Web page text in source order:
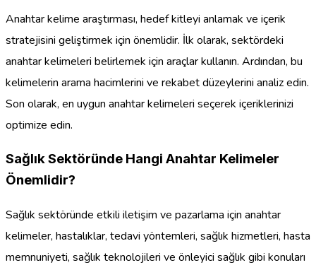
Anahtar kelime araştırması, hedef kitleyi anlamak ve içerik
stratejisini geliştirmek için önemlidir. İlk olarak, sektördeki
anahtar kelimeleri belirlemek için araçlar kullanın. Ardından, bu
kelimelerin arama hacimlerini ve rekabet düzeylerini analiz edin.
Son olarak, en uygun anahtar kelimeleri seçerek içeriklerinizi
optimize edin.
Sağlık Sektöründe Hangi Anahtar Kelimeler
Önemlidir?
Sağlık sektöründe etkili iletişim ve pazarlama için anahtar
kelimeler, hastalıklar, tedavi yöntemleri, sağlık hizmetleri, hasta
memnuniyeti, sağlık teknolojileri ve önleyici sağlık gibi konuları